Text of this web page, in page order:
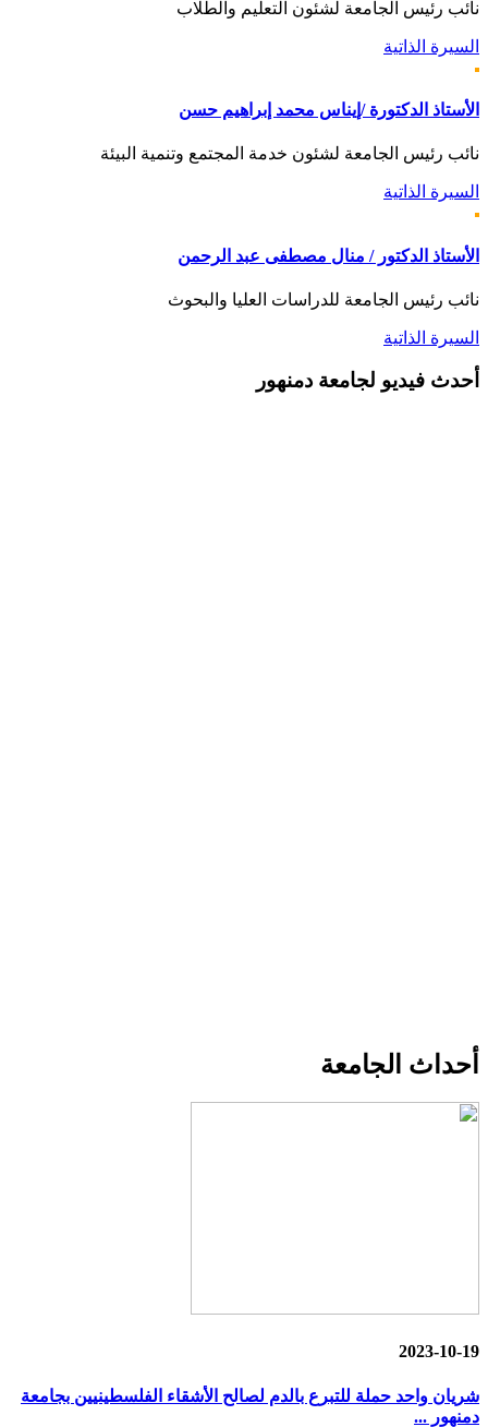
نائب رئيس الجامعة لشئون التعليم والطلاب
السيرة الذاتية
الأستاذ الدكتورة /إيناس محمد إبراهيم حسن
نائب رئيس الجامعة لشئون خدمة المجتمع وتنمية البيئة
السيرة الذاتية
الأستاذ الدكتور / منال مصطفى عبد الرحمن
نائب رئيس الجامعة للدراسات العليا والبحوث
السيرة الذاتية
أحدث فيديو لجامعة دمنهور
أحداث الجامعة
2023-10-19
شريان واحد حملة للتبرع بالدم لصالح الأشقاء الفلسطينيين بجامعة
دمنهور ...